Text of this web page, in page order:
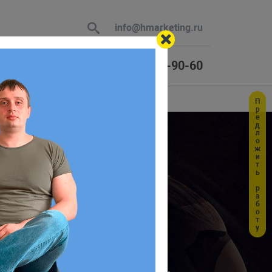
info@hmarketing.ru
+7 (925) 464-90-60
можно получить больше лидов,
ответ
с учетом
Предложить работу